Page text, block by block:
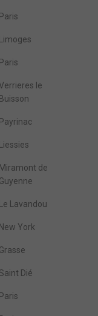
Paris
Limoges
Paris
le
Buisson
Payrinac
Liessies
Miramont de
Guyenne
Le Lavandou
New York
Grasse
Dié
Paris